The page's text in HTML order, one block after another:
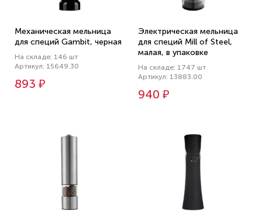
Механическая мельница
для специй Gambit, черная
На складе: 146 шт
Артикул: 15649.30
893 ₽
Электрическая мельница
для специй Mill of Steel,
малая, в упаковке
На складе: 1747 шт
Артикул: 13883.00
940 ₽